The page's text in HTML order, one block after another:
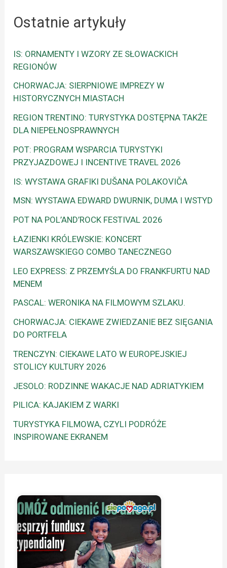
Ostatnie artykuły
IS: ORNAMENTY I WZORY ZE SŁOWACKICH
REGIONÓW
CHORWACJA: SIERPNIOWE IMPREZY W
HISTORYCZNYCH MIASTACH
REGION TRENTINO: TURYSTYKA DOSTĘPNA TAKŻE
DLA NIEPEŁNOSPRAWNYCH
POT: PROGRAM WSPARCIA TURYSTYKI
PRZYJAZDOWEJ I INCENTIVE TRAVEL 2026
IS: WYSTAWA GRAFIKI DUŠANA POLAKOVIČA
MSN: WYSTAWA EDWARD DWURNIK, DUMA I WSTYD
POT NA POL’AND’ROCK FESTIVAL 2026
ŁAZIENKI KRÓLEWSKIE: KONCERT
WARSZAWSKIEGO COMBO TANECZNEGO
LEO EXPRESS: Z PRZEMYŚLA DO FRANKFURTU NAD
MENEM
PASCAL: WERONIKA NA FILMOWYM SZLAKU.
CHORWACJA: CIEKAWE ZWIEDZANIE BEZ SIĘGANIA
DO PORTFELA
TRENCZYN: CIEKAWE LATO W EUROPEJSKIEJ
STOLICY KULTURY 2026
JESOLO: RODZINNE WAKACJE NAD ADRIATYKIEM
PILICA: KAJAKIEM Z WARKI
TURYSTYKA FILMOWA, CZYLI PODRÓŻE
INSPIROWANE EKRANEM